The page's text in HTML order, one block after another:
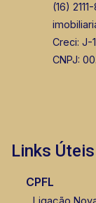
(16)
Creci: J-
CNPJ:
Links Úteis
CPFL